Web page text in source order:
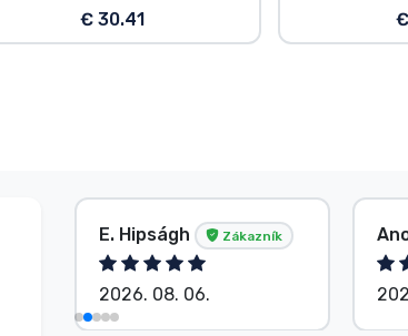
€ 30.41
E. Hipságh Zákazník
2026. 08. 06.